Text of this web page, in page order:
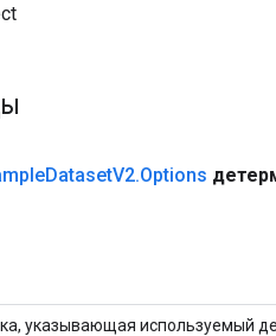
DatasetV2.Options
указывающая используемый